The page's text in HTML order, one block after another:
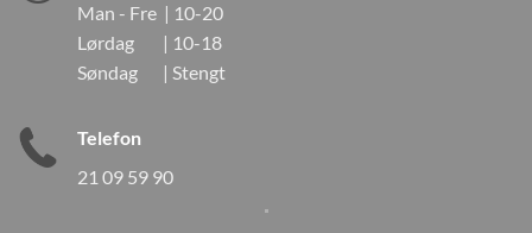
Man - Fre | 10-20
Lørdag | 10-18
Søndag | Stengt
Telefon
21 09 59 90